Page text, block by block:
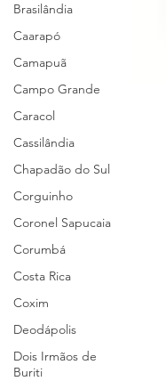
Brasilândia
Caarapó
Camapuã
Campo Grande
Caracol
Cassilândia
Chapadão do Sul
Corguinho
Coronel Sapucaia
Corumbá
Costa Rica
Coxim
Deodápolis
Dois Irmãos de
Buriti